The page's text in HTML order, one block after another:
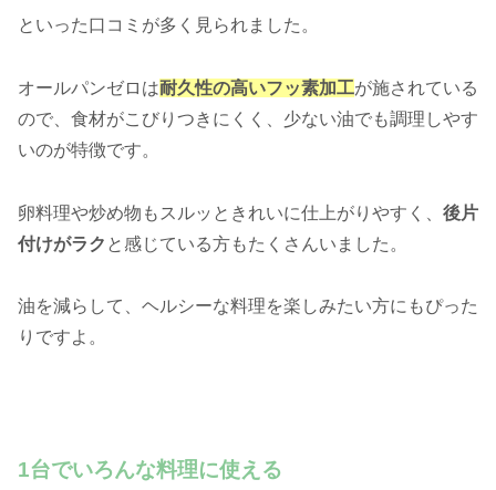
といった口コミが多く見られました。
オールパンゼロは耐久性の高いフッ素加工が施されている
ので、食材がこびりつきにくく、少ない油でも調理しやす
いのが特徴です。
卵料理や炒め物もスルッときれいに仕上がりやすく、 後片
付けがラク と感じている方もたくさんいました。
油を減らして、ヘルシーな料理を楽しみたい方にもぴった
りですよ。
1台でいろんな料理に使える